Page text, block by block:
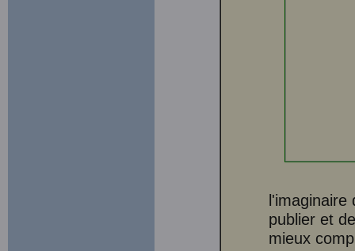
l'imaginaire
publier et
mieux